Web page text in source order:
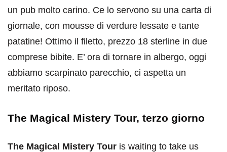
un pub molto carino. Ce lo servono su una carta di
giornale, con mousse di verdure lessate e tante
patatine! Ottimo il filetto, prezzo 18 sterline in due
comprese bibite. E’ ora di tornare in albergo, oggi
abbiamo scarpinato parecchio, ci aspetta un
meritato riposo.
The Magical Mistery Tour, terzo giorno
The Magical Mistery Tour is waiting to take us